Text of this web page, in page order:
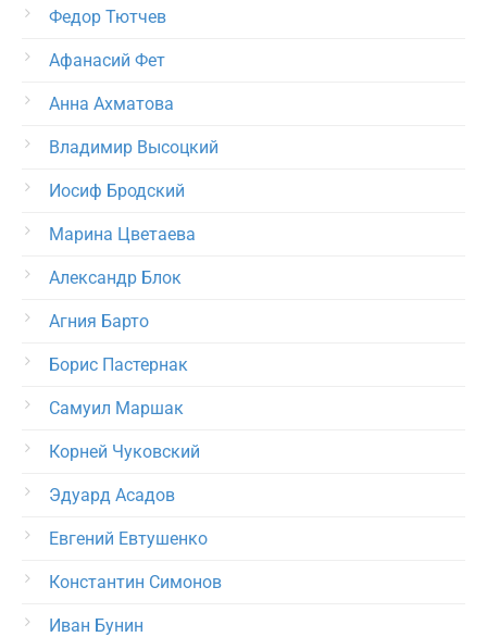
Федор Тютчев
Афанасий Фет
Анна Ахматова
Владимир Высоцкий
Иосиф Бродский
Марина Цветаева
Александр Блок
Агния Барто
Борис Пастернак
Самуил Маршак
Корней Чуковский
Эдуард Асадов
Евгений Евтушенко
Константин Симонов
Иван Бунин